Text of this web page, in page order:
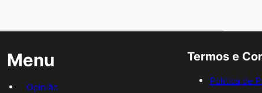
Menu
Opinião
Termos e
Política de